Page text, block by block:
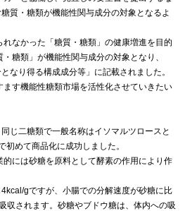
質・糖類が機能性関与成分の対象となるよ
なかった「糖質・糖類」の健康増進を目的
糖類」が機能性関与成分の対象となり、
なり得る構成成分等」に記載されました。
す機能性糖類市場を活性化させていきたい
じ二糖類で一般名称はイソマルツロースと
めて商品化に成功しました。
には砂糖を原料として酵素の作用により作
gですが、小腸での分解速度が砂糖に比
収されます。砂糖やブドウ糖は、体内への吸